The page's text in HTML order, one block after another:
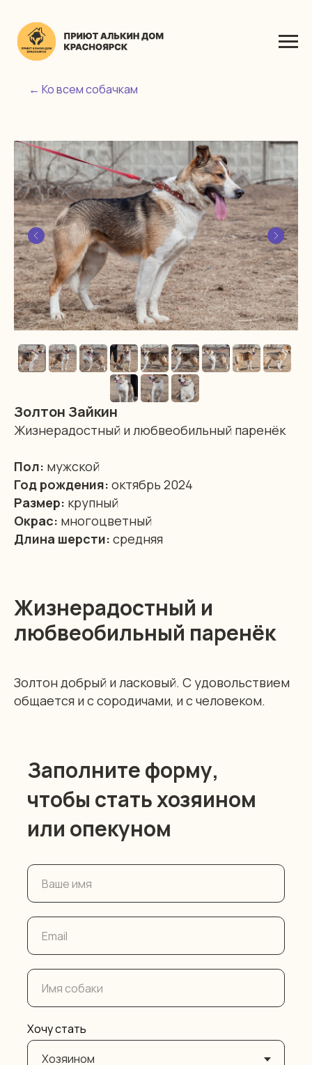
← Ко всем собачкам
Золтон Зайкин
Жизнерадостный и любвеобильный паренёк
Пол: мужской
Год рождения: октябрь 2024
Размер: крупный
Окрас: многоцветный
Длина шерсти: средняя
Жизнерадостный и
любвеобильный паренёк
Золтон добрый и ласковый. С удовольствием
общается и с сородичами, и с человеком.
Заполните форму,
чтобы стать хозяином
или опекуном
Хочу стать